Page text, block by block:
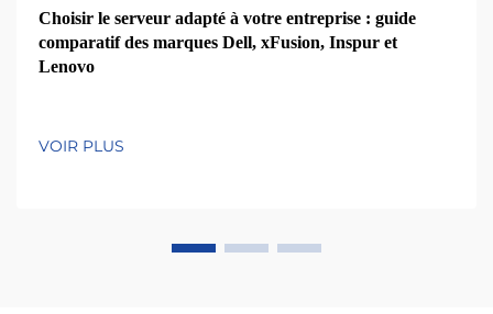
Choisir le serveur adapté à votre entreprise : guide
comparatif des marques Dell, xFusion, Inspur et
Lenovo
VOIR PLUS